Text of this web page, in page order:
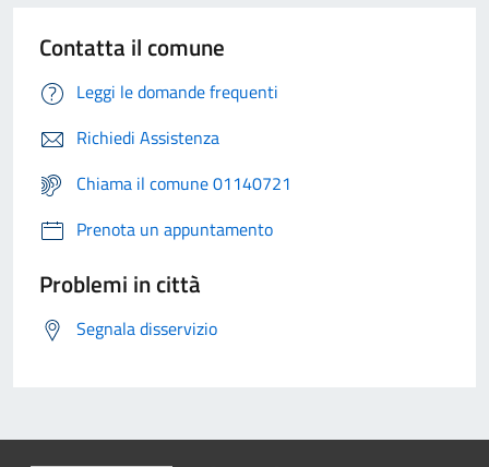
Contatta il comune
Leggi le domande frequenti
Richiedi Assistenza
Chiama il comune 01140721
Prenota un appuntamento
Problemi in città
Segnala disservizio